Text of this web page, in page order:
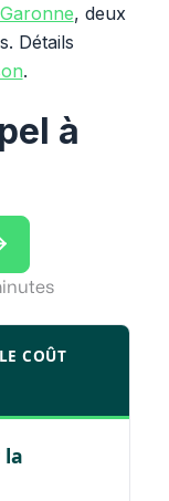
, deux
Détails
.
à
COÛT
la